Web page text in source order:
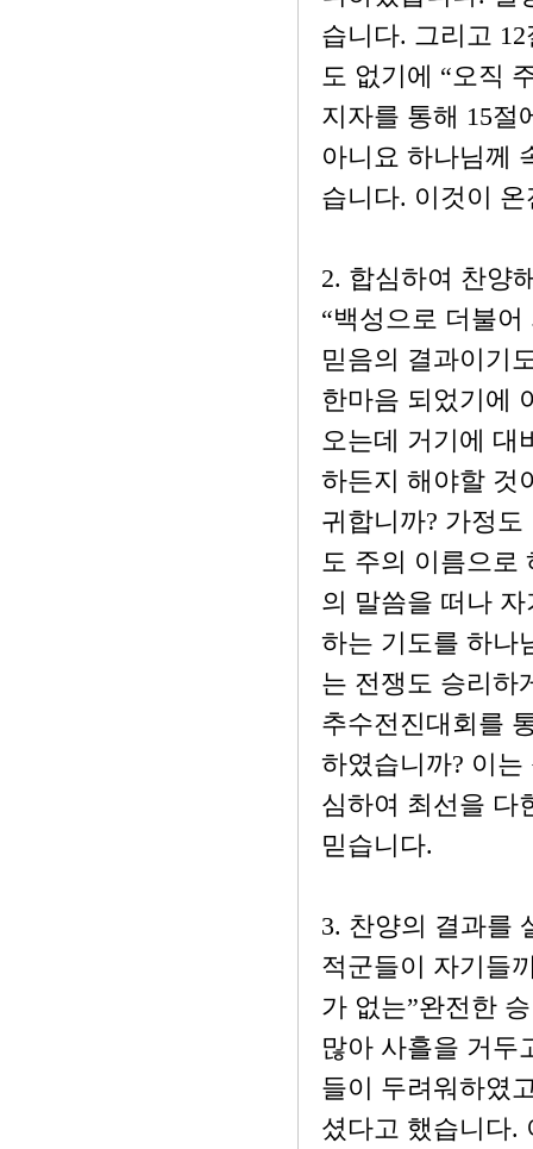
습니다. 그리고
도 없기에 “오직
지자를 통해 15절
아니요 하나님께
습니다. 이것이
2. 합심하여 찬양
“백성으로 더불
믿음의 결과이기
한마음 되었기에
오는데 거기에 대
하든지 해야할 것
귀합니까? 가정
도 주의 이름으로
의 말씀을 떠나
하는 기도를 하나
는 전쟁도 승리하
추수전진대회를
하였습니까? 이
심하여 최선을 다
믿습니다.
3. 찬양의 결과를
적군들이 자기들
가 없는”완전한
많아 사흘을 거두
들이 두려워하였
셨다고 했습니다.